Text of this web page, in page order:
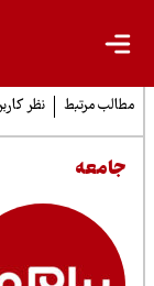
مرتبط نظر کاربران